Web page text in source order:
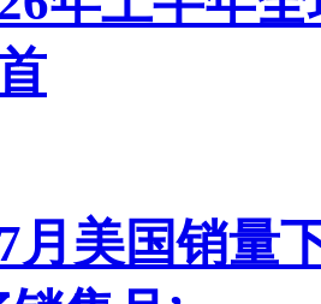
月美国销量